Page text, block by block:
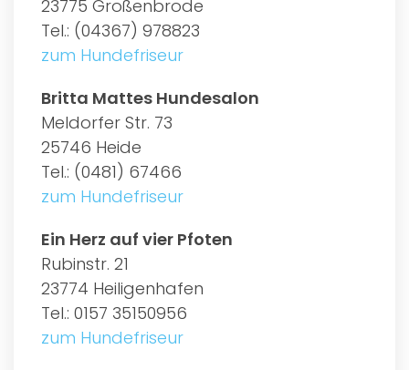
23775 Großenbrode
Tel.: (04367) 978823
zum Hundefriseur
Britta Mattes Hundesalon
Meldorfer Str. 73
25746 Heide
Tel.: (0481) 67466
zum Hundefriseur
Ein Herz auf vier Pfoten
Rubinstr. 21
23774 Heiligenhafen
Tel.: 0157 35150956
zum Hundefriseur